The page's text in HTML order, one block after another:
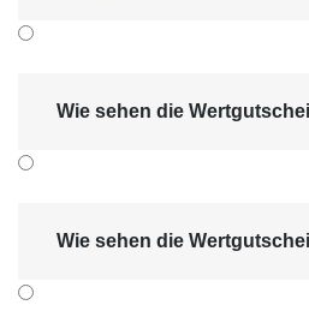
Wie sehen die
Wie sehen die